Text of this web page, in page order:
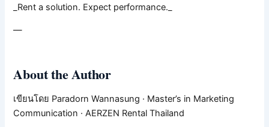
_Rent a solution. Expect performance._
—
About the Author
เขียนโดย Paradorn Wannasung · Master’s in Marketing
Communication · AERZEN Rental Thailand